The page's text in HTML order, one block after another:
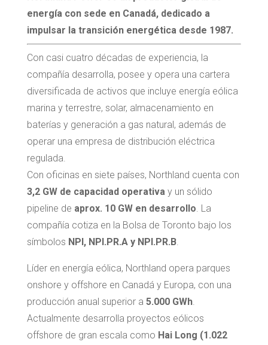
energía con sede en Canadá, dedicado a
impulsar la transición energética desde 1987.
Con casi cuatro décadas de experiencia, la
compañía desarrolla, posee y opera una cartera
diversificada de activos que incluye energía eólica
marina y terrestre, solar, almacenamiento en
baterías y generación a gas natural, además de
operar una empresa de distribución eléctrica
regulada.
Con oficinas en siete países, Northland cuenta con
3,2 GW de capacidad operativay un sólido
pipeline de aprox. 10 GW en desarrollo. La
compañía cotiza en la Bolsa de Toronto bajo los
símbolos NPI, NPI.PR.A y NPI.PR.B.
Líder en energía eólica, Northland opera parques
onshore y offshore en Canadá y Europa, con una
producción anual superior a 5.000 GWh.
Actualmente desarrolla proyectos eólicos
offshore de gran escala como Hai Long (1.022